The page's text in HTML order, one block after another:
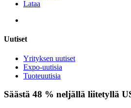
Lataa
Uutiset
Yrityksen uutiset
Expo-uutisia
Tuoteuutisia
Säästä 48 % neljällä liitetyllä